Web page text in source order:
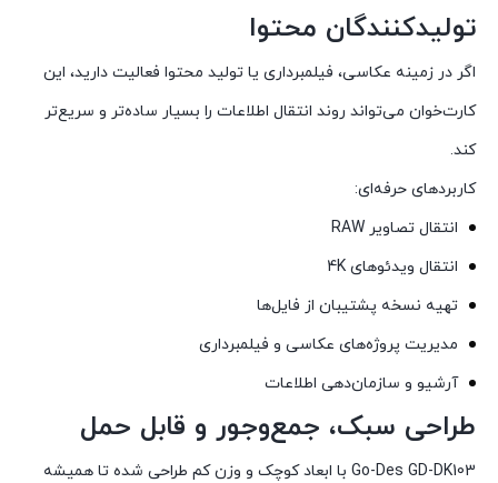
تولیدکنندگان محتوا
اگر در زمینه عکاسی، فیلمبرداری یا تولید محتوا فعالیت دارید، این
کارت‌خوان می‌تواند روند انتقال اطلاعات را بسیار ساده‌تر و سریع‌تر
کند.
کاربردهای حرفه‌ای:
انتقال تصاویر RAW
انتقال ویدئوهای 4K
تهیه نسخه پشتیبان از فایل‌ها
مدیریت پروژه‌های عکاسی و فیلمبرداری
آرشیو و سازمان‌دهی اطلاعات
طراحی سبک، جمع‌وجور و قابل حمل
Go-Des GD-DK103 با ابعاد کوچک و وزن کم طراحی شده تا همیشه